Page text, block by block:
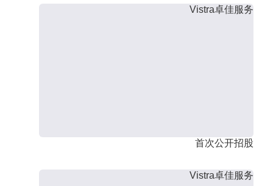
Vistra卓佳服务
首次公开招股
Vistra卓佳服务